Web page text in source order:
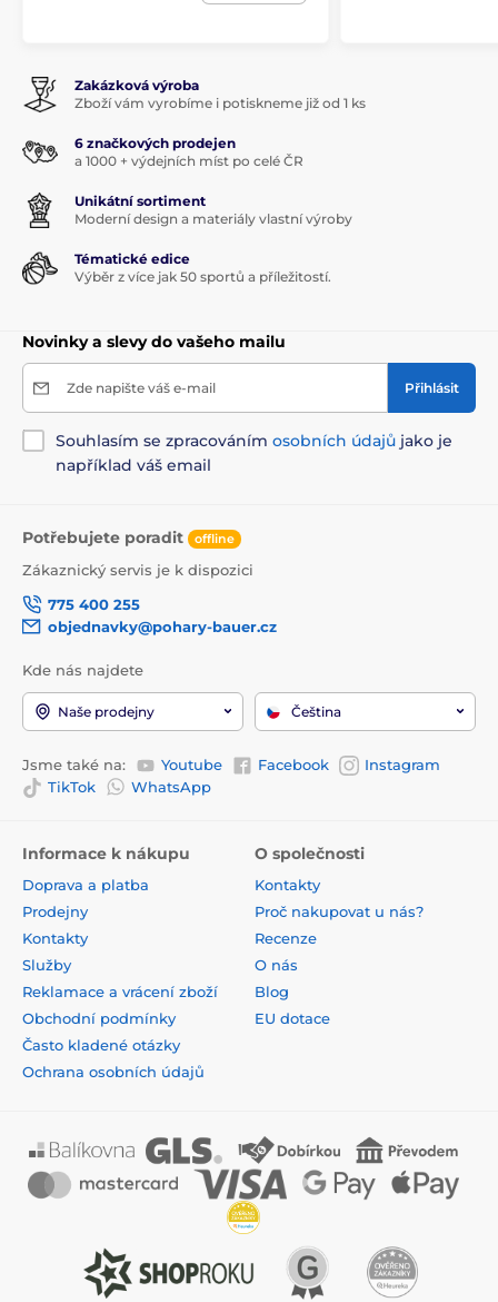
Zakázková výroba
Zboží vám vyrobíme i potiskneme již od 1 ks
6 značkových prodejen
a 1000 + výdejních míst po celé ČR
Unikátní sortiment
Moderní design a materiály vlastní výroby
Tématické edice
Výběr z více jak 50 sportů a příležitostí.
Novinky a slevy do vašeho mailu
Zde napište váš e-mail Přihlásit
Souhlasím se zpracováním osobních údajů jako je
například váš email
Potřebujete poradit offline
Zákaznický servis je k dispozici
775 400 255
objednavky@pohary-bauer.cz
Kde nás najdete
Naše prodejny Čeština
Jsme také na: Youtube Facebook
Instagram
TikTok
WhatsApp
Informace k nákupu
Doprava a platba
Prodejny
Kontakty
Služby
Reklamace a vrácení zboží
Obchodní podmínky
Často kladené otázky
Ochrana osobních údajů
O společnosti
Kontakty
Proč nakupovat u nás?
Recenze
O nás
Blog
EU dotace